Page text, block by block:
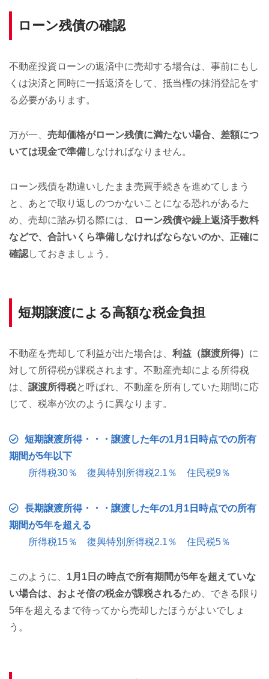
ローン残債の確認
不動産投資ローンの返済中に売却する場合は、事前にもし
くは決済と同時に一括返済をして、抵当権の抹消登記をす
る必要があります。
万が一、 売却価格がローン残債に満たない場合、差額につ
いては現金で準備しなければなりません。
ローン残債を勘違いしたまま売買手続きを進めてしまう
と、あとで取り返しのつかないことになる恐れがあるた
め、売却に踏み切る際には、
ローン残債や繰上返済手数料
などで、合計いくら準備しなければならないのか、正確に
確認しておきましょう。
短期譲渡による高額な税金負担
不動産を売却して利益が出た場合は、 利益（譲渡所得） に
対して所得税が課税されます。不動産売却による所得税
は、 譲渡所得税と呼ばれ、不動産を所有していた期間に応
じて、税率が次のように異なります。
短期譲渡所得・・・譲渡した年の1月1日時点での所有
期間が5年以下
所得税30％ 復興特別所得税2.1％ 住民税9％
長期譲渡所得・・・譲渡した年の1月1日時点での所有
期間が5年を超える
所得税15％ 復興特別所得税2.1％ 住民税5％
このように、 1月1日の時点で所有期間が5年を超えていな
い場合は、およそ倍の税金が課税されるため、できる限り
5年を超えるまで待ってから売却したほうがよいでしょ
う。